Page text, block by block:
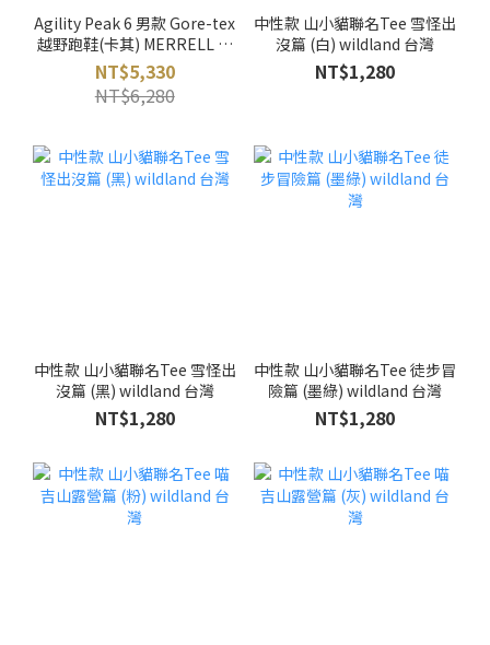
Agility Peak 6 男款 Gore-tex
越野跑鞋(卡其) MERRELL 美
國
NT$5,330
NT$6,280
中性款 山小貓聯名Tee 雪怪出
沒篇 (白) wildland 台灣
NT$1,280
中性款 山小貓聯名Tee 雪怪出
沒篇 (黑) wildland 台灣
NT$1,280
中性款 山小貓聯名Tee 徒步冒
險篇 (墨綠) wildland 台灣
NT$1,280